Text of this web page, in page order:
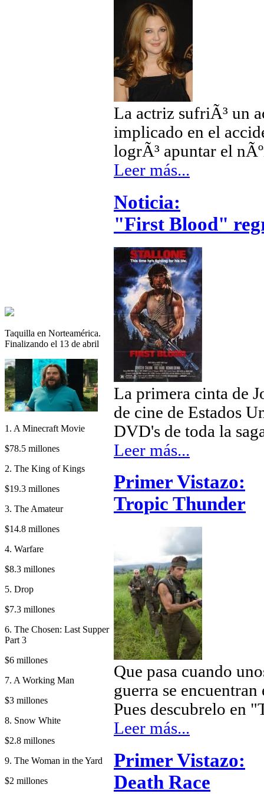
Taquilla en Norteamérica.
Finalizando el 13 de abril
1. A Minecraft Movie
$78.5 millones
2. The King of Kings
$19.3 millones
3. The Amateur
$14.8 millones
4. Warfare
$8.3 millones
5. Drop
$7.3 millones
6. The Chosen: Last Supper
Part 3
$6 millones
7. A Working Man
$3 millones
8. Snow White
$2.8 millones
9. The Woman in the Yard
$2 millones
La actriz sufriÃ³ un
implicado en el
logrÃ³ apuntar el
Leer más...
Noticia:
"First Blood"
La primera cinta de
de cine de Estados
DVD's de toda la
Leer más...
Primer Vistazo:
Tropic Thunder
Que pasa cuando
guerra se
Pues descubrelo en
Leer más...
Primer Vistazo:
Death Race